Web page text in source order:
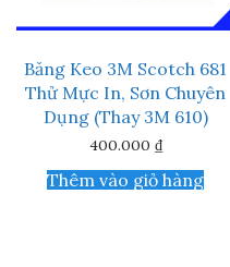
phẩm
Băng Keo 3M Scotch 681
Thử Mực In, Sơn Chuyên
Dụng (Thay 3M 610)
400.000 ₫
Thêm vào giỏ hàng